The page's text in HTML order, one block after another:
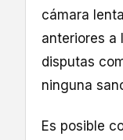
cámara
anteriores a
disputas
ninguna
Es posible